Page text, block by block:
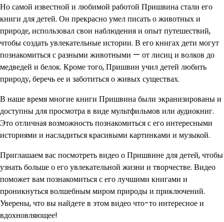
Но самой известной и любимой работой Пришвина стали его
книги для детей. Он прекрасно умел писать о животных и
природе, использовал свои наблюдения и опыт путешествий,
чтобы создать увлекательные истории. В его книгах дети могут
познакомиться с разными животными — от лисиц и волков до
медведей и белок. Кроме того, Пришвин учил детей любить
природу, беречь ее и заботиться о живых существах.
В наше время многие книги Пришвина были экранизированы и
доступны для просмотра в виде мультфильмов или аудиокниг.
Это отличная возможность познакомиться с его интересными
историями и насладиться красивыми картинками и музыкой.
Приглашаем вас посмотреть видео о Пришвине для детей, чтобы
узнать больше о его увлекательной жизни и творчестве. Видео
поможет вам познакомиться с его лучшими книгами и
проникнуться волшебным миром природы и приключений.
Уверены, что вы найдете в этом видео что-то интересное и
вдохновляющее!